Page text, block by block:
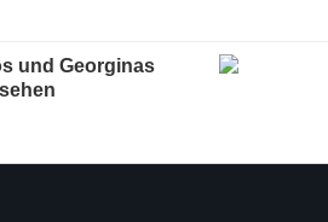
und Georginas